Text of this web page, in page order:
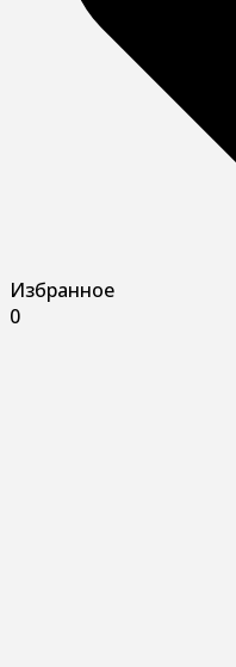
Избранное
0